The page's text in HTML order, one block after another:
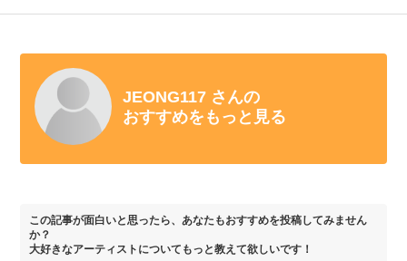
JEONG117 さんの
おすすめをもっと見る
この記事が面白いと思ったら、あなたもおすすめを投稿してみません
か？
大好きなアーティストについてもっと教えて欲しいです！